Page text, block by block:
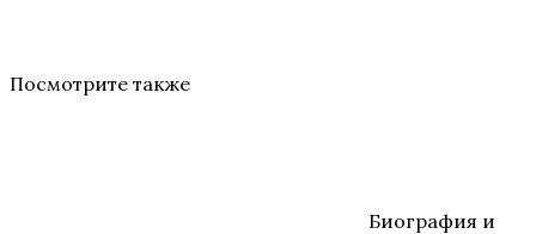
Посмотрите также
Биография и